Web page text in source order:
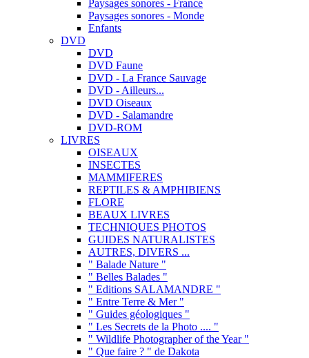
Paysages sonores - France
Paysages sonores - Monde
Enfants
DVD
DVD
DVD Faune
DVD - La France Sauvage
DVD - Ailleurs...
DVD Oiseaux
DVD - Salamandre
DVD-ROM
LIVRES
OISEAUX
INSECTES
MAMMIFERES
REPTILES & AMPHIBIENS
FLORE
BEAUX LIVRES
TECHNIQUES PHOTOS
GUIDES NATURALISTES
AUTRES, DIVERS ...
" Balade Nature "
" Belles Balades "
" Editions SALAMANDRE "
" Entre Terre & Mer "
" Guides géologiques "
" Les Secrets de la Photo .... "
" Wildlife Photographer of the Year "
" Que faire ? " de Dakota